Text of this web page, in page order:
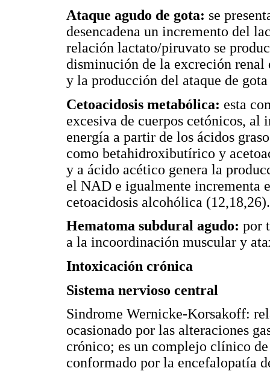
Ataque agudo de gota: se
desencadena un incremento del
relación lactato/piruvato se
disminución de la excreción
y la producción del ataque de
Cetoacidosis metabólica: esta
excesiva de cuerpos cetónicos,
energía a partir de los ácidos
como betahidroxibutírico y
y a ácido acético genera la
el NAD e igualmente incrementa
cetoacidosis alcohólica (12,18,26).
Hematoma subdural agudo: por
a la incoordinación muscular y
Intoxicación crónica
Sistema nervioso central
Sindrome Wernicke-Korsakoff:
ocasionado por las alteraciones
crónico; es un complejo clínico
conformado por la encefalopatía